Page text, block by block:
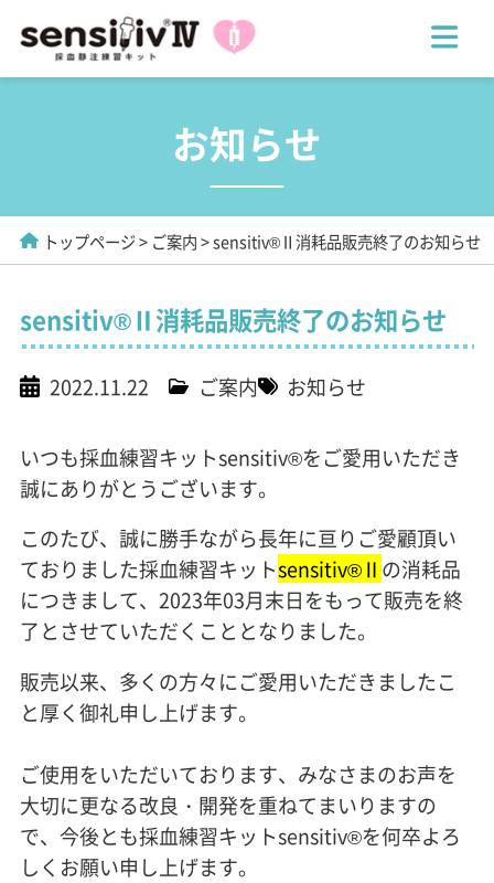
お知らせ
トップページ ご案内 sensitiv®Ⅱ消耗品販売終了のお知らせ
sensitiv®Ⅱ消耗品販売終了のお知らせ
2022.11.22 ご案内 お知らせ
いつも採血練習キットsensitiv®をご愛用いただき
誠にありがとうございます。
このたび、誠に勝手ながら長年に亘りご愛顧頂い
ておりました採血練習キットsensitiv®Ⅱ の消耗品
につきまして、2023年03月末日をもって販売を終
了とさせていただくこととなりました。
販売以来、多くの方々にご愛用いただきましたこ
と厚く御礼申し上げます。
ご使用をいただいております、みなさまのお声を
大切に更なる改良・開発を重ねてまいりますの
で、今後とも採血練習キットsensitiv®を何卒よろ
しくお願い申し上げます。